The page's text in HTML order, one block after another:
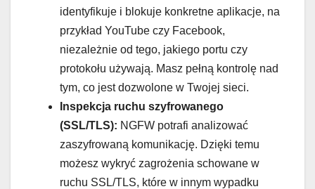
identyfikuje i blokuje konkretne aplikacje, na
przykład YouTube czy Facebook,
niezależnie od tego, jakiego portu czy
protokołu używają. Masz pełną kontrolę nad
tym, co jest dozwolone w Twojej sieci.
Inspekcja ruchu szyfrowanego
(SSL/TLS): NGFW potrafi analizować
zaszyfrowaną komunikację. Dzięki temu
możesz wykryć zagrożenia schowane w
ruchu SSL/TLS, które w innym wypadku